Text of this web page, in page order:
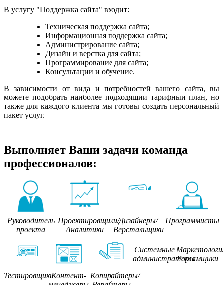
В услугу "Поддержка сайта" входит:
Техническая поддержка сайта;
Информационная поддержка сайта;
Администрирование сайта;
Дизайн и верстка для сайта;
Программирование для сайта;
Консультации и обучение.
В зависимости от вида и потребностей вашего сайта, вы
можете подобрать наиболее подходящий тарифный план, но
также для каждого клиента мы готовы создать персональный
пакет услуг.
Выполняет Ваши задачи команда
профессионалов:
Руководитель
проекта
Проектировщики/
Аналитики
Дизайнеры/
Верстальщики
Программисты
ТестировщикиКонтент- Копирайтеры/
Системные
администраторыРекламщики